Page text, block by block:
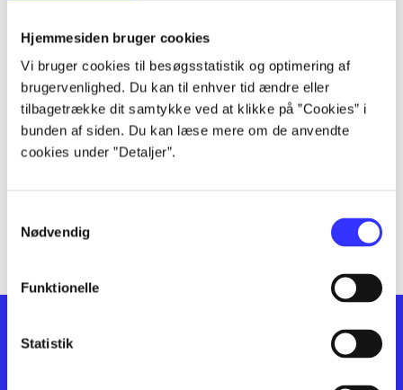
Hjemmesiden bruger cookies
Vi bruger cookies til besøgsstatistik og optimering af
brugervenlighed. Du kan til enhver tid ændre eller
tilbagetrække dit samtykke ved at klikke på ”Cookies” i
bunden af siden. Du kan læse mere om de anvendte
cookies under ”Detaljer”.
Nødvendig
Funktionelle
Statistik
lorem ipsum dolor sit amet ...
lorem ipsum dolor sit amet ...
lorem ipsum dolor sit amet ...
lorem ipsum dolor sit amet ...
lorem ipsum dolor sit amet ...
lorem ipsum dolor sit amet ...
lorem ipsum dolor sit amet ...